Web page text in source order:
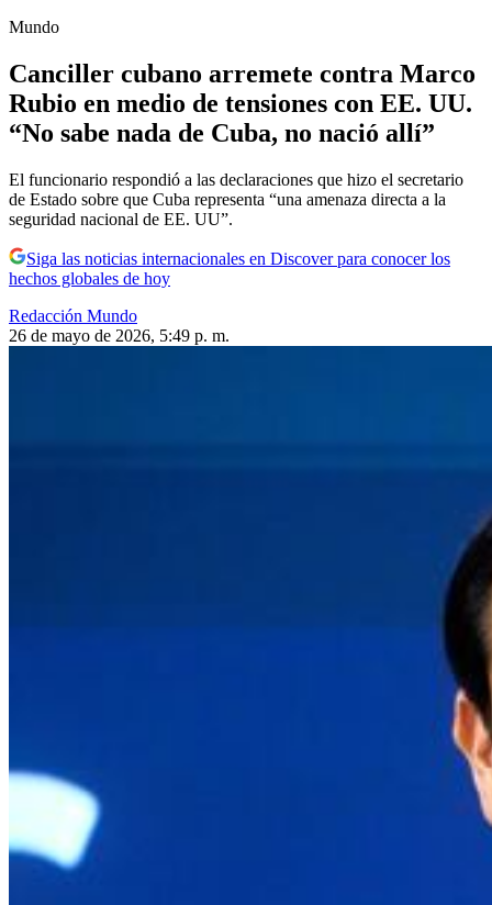
Mundo
Canciller cubano arremete contra Marco
Rubio en medio de tensiones con EE. UU.
“No sabe nada de Cuba, no nació allí”
El funcionario respondió a las declaraciones que hizo el secretario
de Estado sobre que Cuba representa “una amenaza directa a la
seguridad nacional de EE. UU”.
Siga las noticias internacionales en Discover para conocer los
hechos globales de hoy
Redacción Mundo
26 de mayo de 2026, 5:49 p. m.